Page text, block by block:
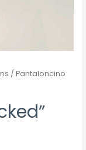
/ Pantaloncino